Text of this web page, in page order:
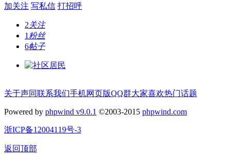
加关注 写私信 打招呼
2关注
1 粉丝
6帖子
关于声同联系我们手机网页版QQ群大家喜欢热门话题
Powered by phpwind v9.0.1 ©2003-2015 phpwind.com
浙ICP备12004119号-3
返回顶部